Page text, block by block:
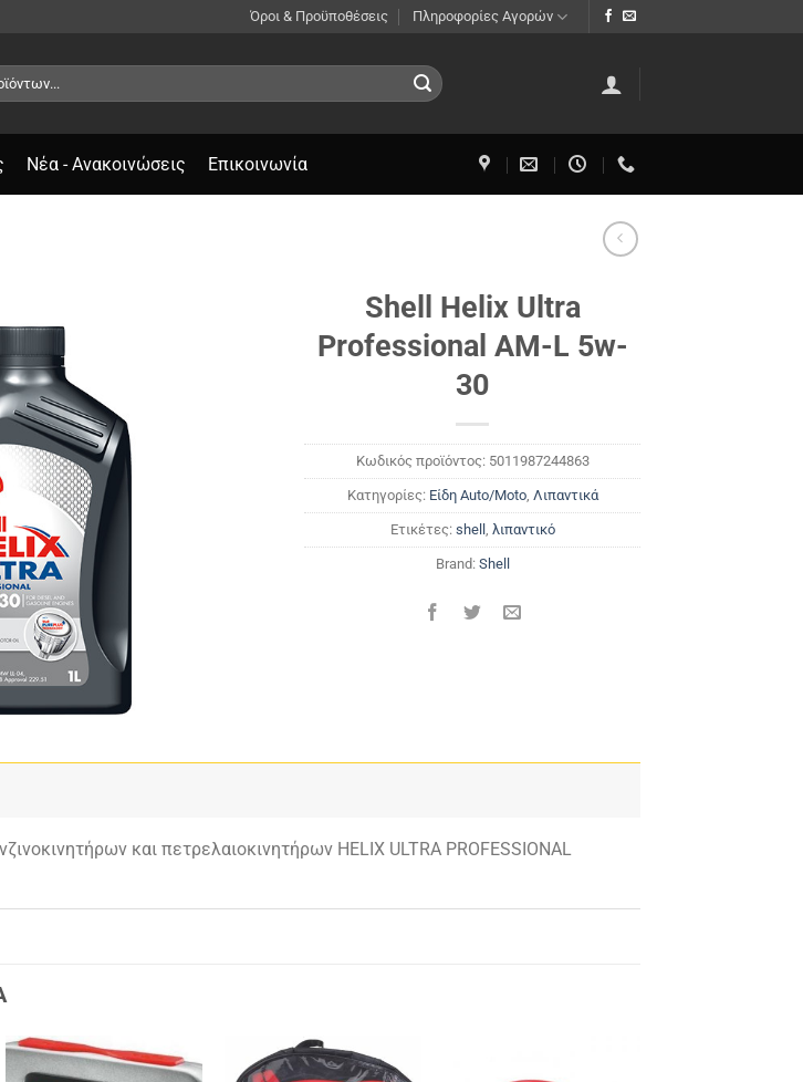
Όροι & Προϋποθέσεις Πληροφορίες Αγορών
Νέα - Ανακοινώσεις Επικοινωνία
Shell Helix Ultra
Professional AM-L 5w-
30
Κωδικός προϊόντος: 5011987244863
Κατηγορίες: Είδη Auto/Moto, Λιπαντικά
Ετικέτες: shell , λιπαντικό
Brand: Shell
και πετρελαιοκινητήρων HELIX ULTRA PROFESSIONAL